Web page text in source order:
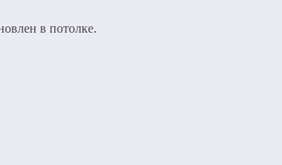
в потолке.